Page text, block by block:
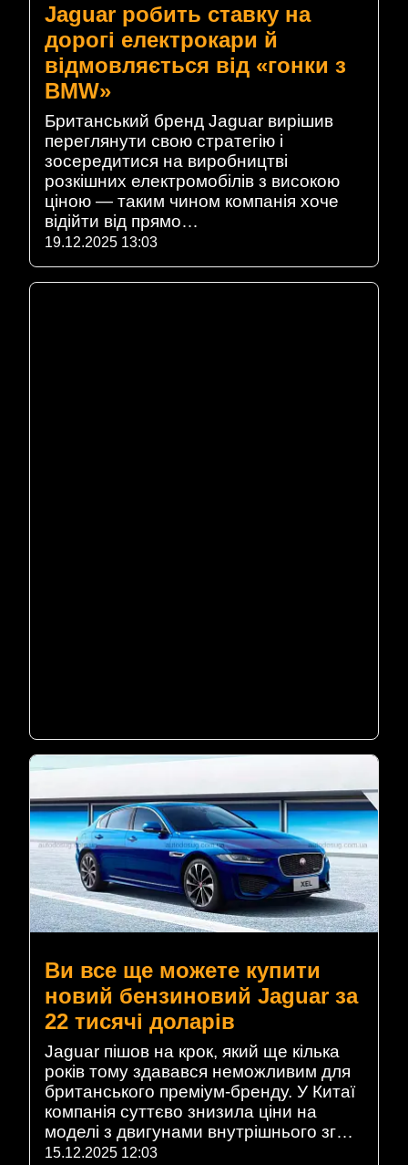
Jaguar робить ставку на
дорогі електрокари й
відмовляється від «гонки з
BMW»
Британський бренд Jaguar вирішив
переглянути свою стратегію і
зосередитися на виробництві
розкішних електромобілів з високою
ціною — таким чином компанія хоче
відійти від прямо…
19.12.2025 13:03
Ви все ще можете купити
новий бензиновий Jaguar за
22 тисячі доларів
Jaguar пішов на крок, який ще кілька
років тому здавався неможливим для
британського преміум-бренду. У Китаї
компанія суттєво знизила ціни на
моделі з двигунами внутрішнього зг…
15.12.2025 12:03